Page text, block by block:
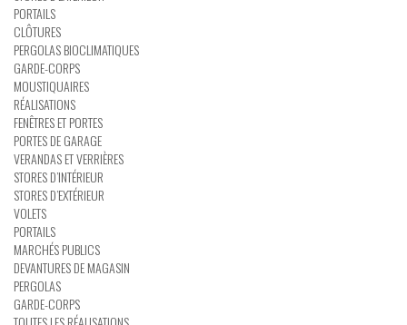
PORTAILS
CLÔTURES
PERGOLAS BIOCLIMATIQUES
GARDE-CORPS
MOUSTIQUAIRES
RÉALISATIONS
FENÊTRES ET PORTES
PORTES DE GARAGE
VERANDAS ET VERRIÈRES
STORES D’INTÉRIEUR
STORES D’EXTÉRIEUR
VOLETS
PORTAILS
MARCHÉS PUBLICS
DEVANTURES DE MAGASIN
PERGOLAS
GARDE-CORPS